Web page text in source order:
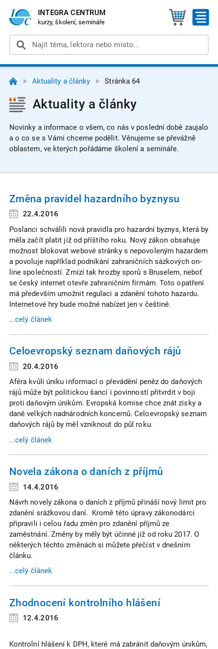
INTEGRA CENTRUM
kurzy, školení, semináře
Aktuality a články Stránka 64
Aktuality a články
Novinky a informace o všem, co nás v poslední době zaujalo
a o co se s Vámi chceme podělit. Věnujeme se převážně
oblastem, ve kterých pořádáme školení a semináře.
Změna pravidel hazardního byznysu
22.4.2016
Poslanci schválili nová pravidla pro hazardní byznys, která by
měla začít platit již od příštího roku. Nový zákon obsahuje
možnost blokovat webové stránky s nepovoleným hazardem
a povoluje například podnikání zahraničních sázkových on-
line společností. Zmizí tak hrozby sporů s Bruselem, neboť
se český internet otevře zahraničním firmám. Toto opatření
má především umožnit regulaci a zdanění tohoto hazardu.
Internetové hry bude možné nabízet jen v češtině.
...celý článek
Celoevropský seznam daňových rájů
20.4.2016
Aféra kvůli úniku informací o převádění peněz do daňových
rájů může být politickou šancí i povinností přitvrdit v boji
proti daňovým únikům. Evropská komise chce znát zisky a
daně velkých nadnárodních koncernů. Celoevropský seznam
daňových rájů by měl vzniknout do půl roku.
...celý článek
Novela zákona o daních z příjmů
14.4.2016
Návrh novely zákona o daních z příjmů přináší nový limit pro
zdanění srážkovou daní. Kromě této úpravy zákonodárci
připravili i celou řadu změn pro zdanění příjmů ze
zaměstnání. Změny by měly být účinné již od roku 2017. O
některých těchto změnách si můžete přečíst v dnešním
článku.
...celý článek
Zhodnocení kontrolního hlášení
12.4.2016
Kontrolní hlášení k DPH, které má zabránit daňovým únikům,